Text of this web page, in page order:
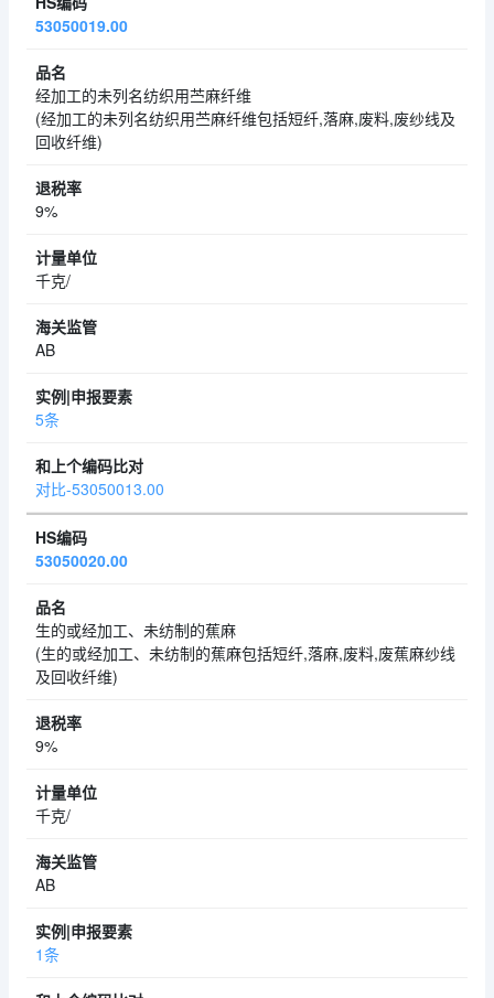
53050019.00
经加工的未列名纺织用苎麻纤维
(经加工的未列名纺织用苎麻纤维包括短纤,落麻,废料,废纱线及
回收纤维)
9%
千克/
AB
5条
对比-53050013.00
53050020.00
生的或经加工、未纺制的蕉麻
(生的或经加工、未纺制的蕉麻包括短纤,落麻,废料,废蕉麻纱线
及回收纤维)
9%
千克/
AB
1条